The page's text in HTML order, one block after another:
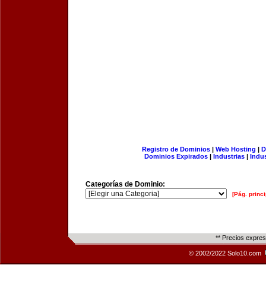
Registro de Dominios| Web Hosting |
Dominios Expirados | Industrias |
Categorías de Dominio:
[Pág.
** Precios
© 2002/2022 Solo10.com